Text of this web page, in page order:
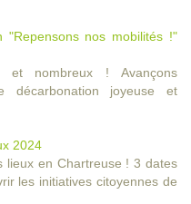
"Repensons nos mobilités !"
et nombreux ! Avançons
décarbonation joyeuse et
2024
lieux en Chartreuse ! 3 dates
les initiatives citoyennes de